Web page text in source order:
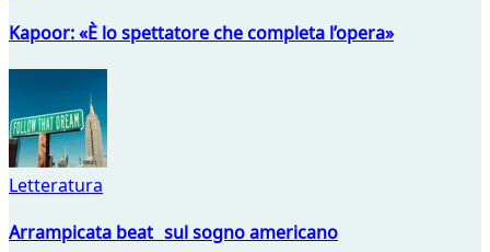
Kapoor: «È lo spettatore che completa l’opera»
Letteratura
Arrampicata beat sul sogno americano